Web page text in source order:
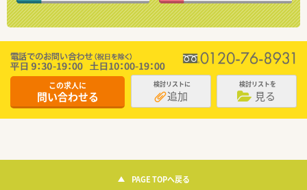
この求人に
問い合わせる
検討リストに
追加
検討リストを
見る
PAGE TOPへ戻る